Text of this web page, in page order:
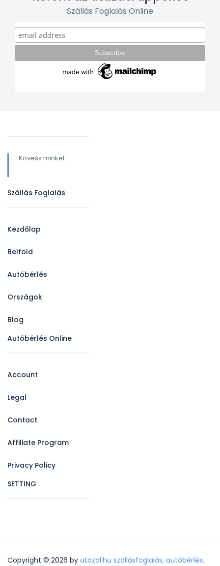
Szállás Foglalás Online
Kövess minket
Szállás Foglalás
Kezdőlap
Belföld
Autóbérlés
Országok
Blog
Autóbérlés Online
Account
Legal
Contact
Affiliate Program
Privacy Policy
SETTING
Copyright © 2026 by utazol.hu szállásfoglalás, autóbérlés,